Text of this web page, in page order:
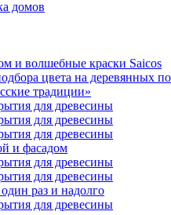
домов
и волшебные краски Saicos
цвета на деревянных
традиции»
для древесины
для древесины
для древесины
и фасадом
для древесины
для древесины
раз и надолго
для древесины